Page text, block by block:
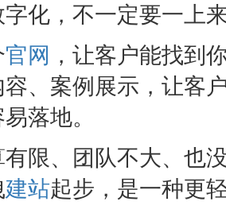
化，不一定要一上
官网 ，让客户能找到
容、案例展示，让客
落地。
限、团队不大、也
建站起步，是一种更